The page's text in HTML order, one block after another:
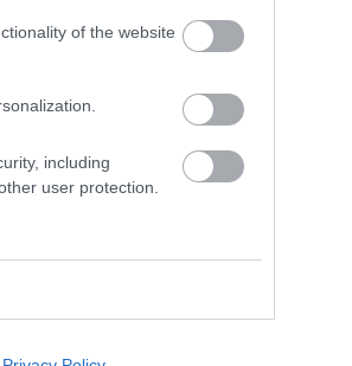
of the website
including
user protection.
εδώ τον δικό τους τρόπο να
γοητεία επανέρχεται
και το απόκοσμο φως να
για την Μονεμβασιά, ίσως και